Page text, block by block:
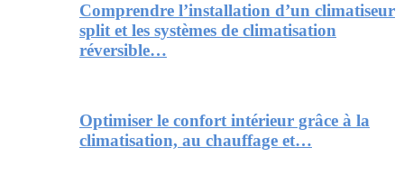
Comprendre l’installation d’un climatiseur
split et les systèmes de climatisation
réversible…
Optimiser le confort intérieur grâce à la
climatisation, au chauffage et…